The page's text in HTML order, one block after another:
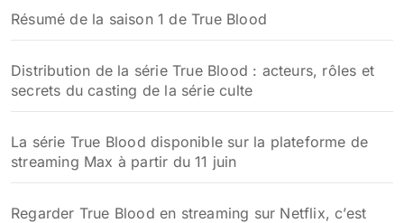
Résumé de la saison 1 de True Blood
Distribution de la série True Blood : acteurs, rôles et
secrets du casting de la série culte
La série True Blood disponible sur la plateforme de
streaming Max à partir du 11 juin
Regarder True Blood en streaming sur Netflix, c’est